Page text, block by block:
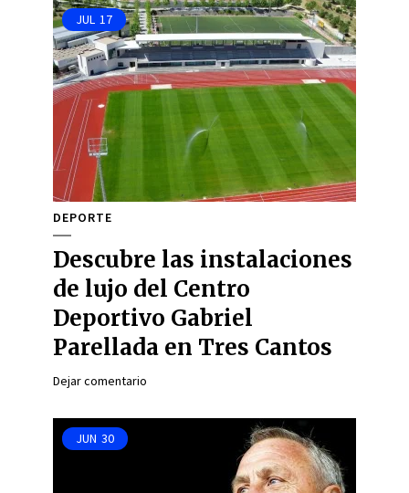
JUL 17
DEPORTE
Descubre las instalaciones
de lujo del Centro
Deportivo Gabriel
Parellada en Tres Cantos
Dejar comentario
JUN 30